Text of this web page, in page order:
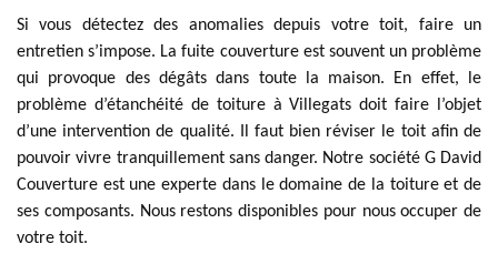
Si vous détectez des anomalies depuis votre toit, faire un
entretien s’impose. La fuite couverture est souvent un problème
qui provoque des dégâts dans toute la maison. En effet, le
problème d’étanchéité de toiture à Villegats doit faire l’objet
d’une intervention de qualité. Il faut bien réviser le toit afin de
pouvoir vivre tranquillement sans danger. Notre société G David
Couverture est une experte dans le domaine de la toiture et de
ses composants. Nous restons disponibles pour nous occuper de
votre toit.